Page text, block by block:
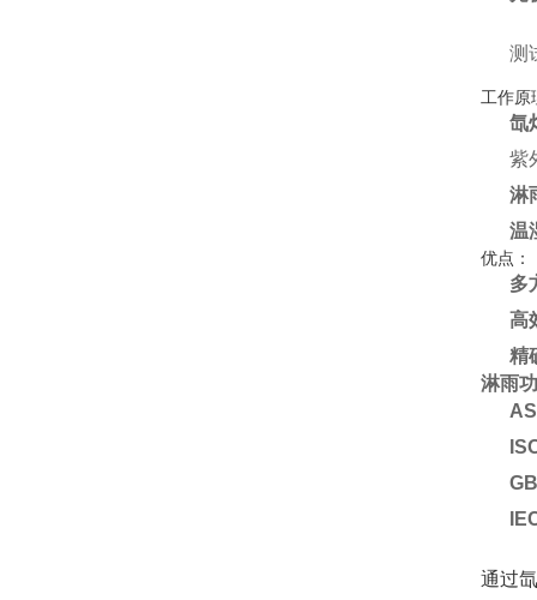
测
工作原
氙
紫
淋
温
优点：
多
高
精
淋雨
通过